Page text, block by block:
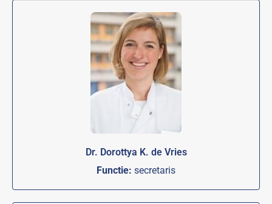
Dr. Dorottya K. de Vries
Functie: secretaris